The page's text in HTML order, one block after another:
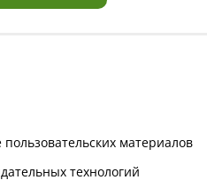
материалов
технологий